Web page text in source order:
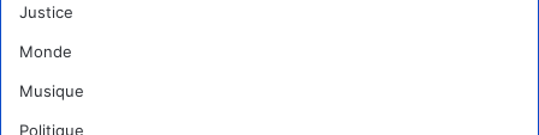
Justice
Monde
Musique
Politique